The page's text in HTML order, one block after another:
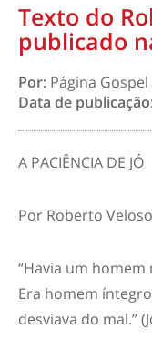
Texto do
publicado
Por: Página Gospel
Data de
A PACIÊNCIA DE JÓ
Por Roberto Veloso
“Havia um homem
Era homem
desviava do mal.”